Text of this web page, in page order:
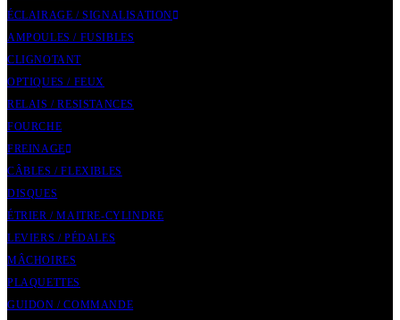
ÉCLAIRAGE / SIGNALISATION
AMPOULES / FUSIBLES
CLIGNOTANT
OPTIQUES / FEUX
RELAIS / RESISTANCES
FOURCHE
FREINAGE
CÂBLES / FLEXIBLES
DISQUES
ÉTRIER / MAITRE-CYLINDRE
LEVIERS / PÉDALES
MÂCHOIRES
PLAQUETTES
GUIDON / COMMANDE